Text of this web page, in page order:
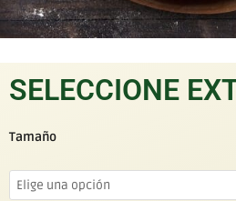
SELECCIONE
Tamaño